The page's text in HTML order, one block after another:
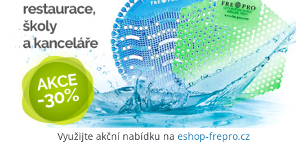
Využijte akční nabídku na eshop-frepro.cz